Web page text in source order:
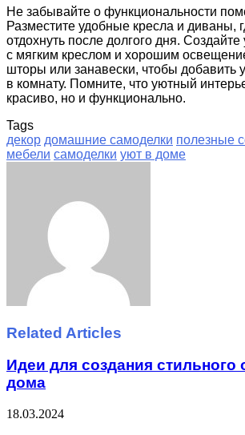
Не забывайте о функциональности
Разместите удобные кресла и диваны,
отдохнуть после долгого дня. Создайте
с мягким креслом и хорошим
шторы или занавески, чтобы добавить
в комнату. Помните, что уютный
красиво, но и функционально.
Tags
декор домашние самоделки полезные
мебели самоделки уют в доме
Related Articles
Идеи для создания
дома
18.03.2024